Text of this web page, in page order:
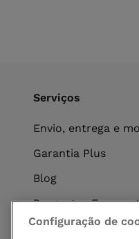
Serviços
Envio, entrega e
Garantia Plus
Blog
Perguntas
Configuração de